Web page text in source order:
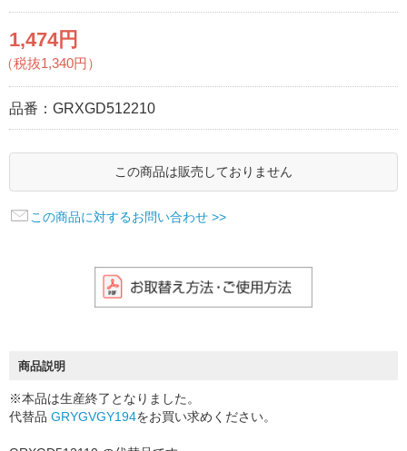
1,474円
（税抜1,340円）
品番： GRXGD512210
この商品は販売しておりません
この商品に対するお問い合わせ >>
商品説明
※本品は生産終了となりました。
代替品 GRYGVGY194をお買い求めください。